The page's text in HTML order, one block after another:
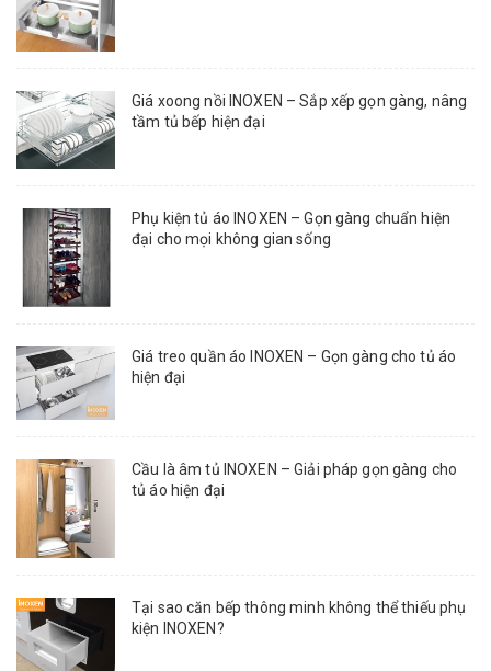
Giá xoong nồi INOXEN – Sắp xếp gọn gàng, nâng
tầm tủ bếp hiện đại
Phụ kiện tủ áo INOXEN – Gọn gàng chuẩn hiện
đại cho mọi không gian sống
Giá treo quần áo INOXEN – Gọn gàng cho tủ áo
hiện đại
Cầu là âm tủ INOXEN – Giải pháp gọn gàng cho
tủ áo hiện đại
Tại sao căn bếp thông minh không thể thiếu phụ
kiện INOXEN?